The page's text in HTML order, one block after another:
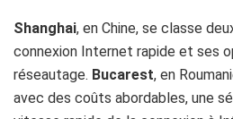
Shanghai, en Chine, se classe
connexion Internet rapide et ses
réseautage. Bucarest, en
avec des coûts abordables, une